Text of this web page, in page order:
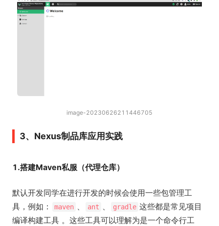
image-20230626211446705
3、Nexus制品库应用实践
1.搭建Maven私服（代理仓库）
默认开发同学在进行开发的时候会使用一些包管理工
具，例如：
maven 、 ant 、 gradle 这些都是常见项目
编译构建工具 。这些工具可以理解为是一个命令行工